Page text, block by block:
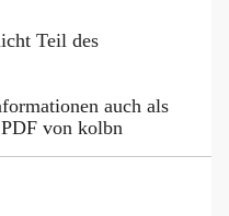
Teil des
auch als
PDF von kolbn